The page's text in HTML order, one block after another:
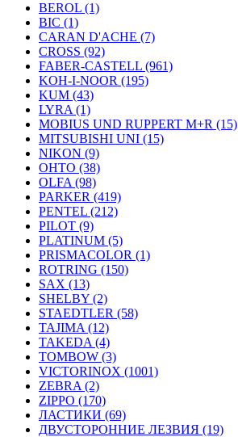
BEROL (1)
BIC (1)
CARAN D'ACHE (7)
CROSS (92)
FABER-CASTELL (961)
KOH-I-NOOR (195)
KUM (43)
LYRA (1)
MOBIUS UND RUPPERT M+R (15)
MITSUBISHI UNI (15)
NIKON (9)
OHTO (38)
OLFA (98)
PARKER (419)
PENTEL (212)
PILOT (9)
PLATINUM (5)
PRISMACOLOR (1)
ROTRING (150)
SAX (13)
SHELBY (2)
STAEDTLER (58)
TAJIMA (12)
TAKEDA (4)
TOMBOW (3)
VICTORINOX (1001)
ZEBRA (2)
ZIPPO (170)
ЛАСТИКИ (69)
ДВУСТОРОННИЕ ЛЕЗВИЯ (19)